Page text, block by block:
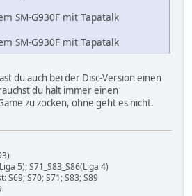
SM-G930F mit Tapatalk
SM-G930F mit Tapatalk
du auch bei der Disc-Version einen
du halt immer einen
zu zocken, ohne geht es nicht.
5); S71_S83_S86(Liga 4)
S69; S70; S71; S83; S89